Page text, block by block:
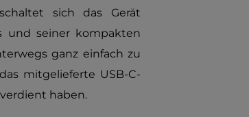
sich das Gerät
und seiner kompakten
ganz einfach zu
mitgelieferte USB-C-
haben.